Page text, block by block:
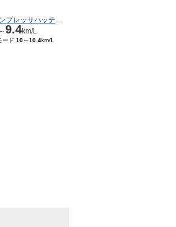
スバル インプレッサハッチバックSTI
～9.4km/L
ード 10～10.4km/L